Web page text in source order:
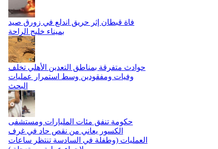
فاة قبطان إثر حريق اندلع في زورق صيد
بميناء خليج الراحة
حوادث متفرقة بمناطق التعدين الأهلي تخلف
وفيات ومفقودين وسط استمرار عمليات
البحث
حكومة تنفق مئات المليارات ومستشفى
الكسور يعاني من نقص حاد في غرف
العمليات (وطفلة في السادسة تنتظر ساعات